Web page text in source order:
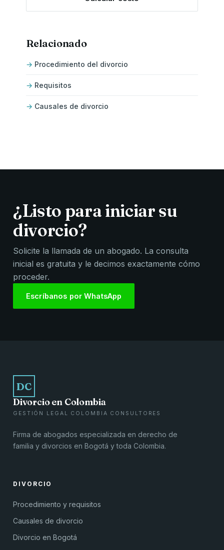
Relacionado
Procedimiento del divorcio
Requisitos
Causales de divorcio
¿Listo para iniciar su
divorcio?
Solicite la llamada de un abogado. La consulta
inicial es gratuita y le decimos exactamente cómo
proceder.
Escríbanos por WhatsApp
DC
Divorcio en Colombia
GESTIÓN LEGAL COLOMBIA CONSULTORES
Firma de abogados especializada en derecho de
familia y divorcios en Bogotá y toda Colombia.
DIVORCIO
Procedimiento y requisitos
Causales de divorcio
Divorcio en Bogotá